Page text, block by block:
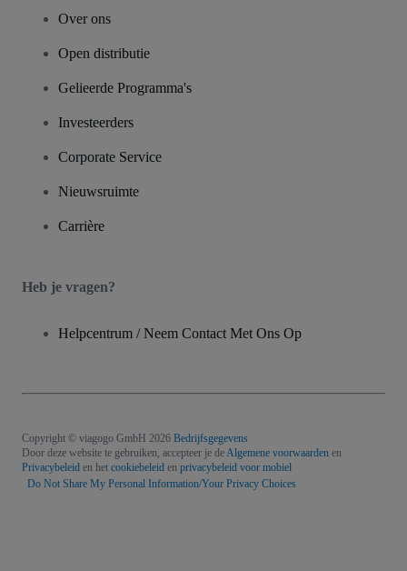
Over ons
Open distributie
Gelieerde Programma's
Investeerders
Corporate Service
Nieuwsruimte
Carrière
Heb je vragen?
Helpcentrum / Neem Contact Met Ons Op
Copyright © viagogo GmbH 2026 Bedrijfsgegevens
Door deze website te gebruiken, accepteer je deAlgemene voorwaarden en
Privacybeleid en het cookiebeleid en privacybeleid voor mobiel
Do Not Share My Personal Information/Your Privacy Choices